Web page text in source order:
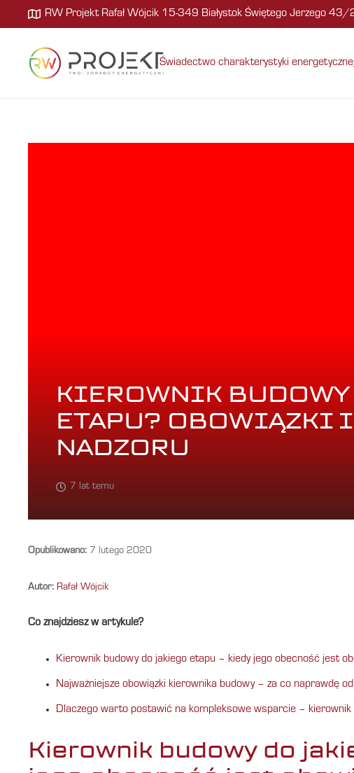
RW Projekt Rafał Wójcik 15-349 Białystok Świętego Jerzego 43/
Świadectwo charakterystyki energetycznej
KIEROWNIK
ETAPU? OBOWIĄZKI I
NADZORU
7 lat temu
Opublikowano: 7 lutego 2020
Autor: Rafał Wójcik
Co znajdziesz w artykule?
Kierownik budowy do jakiego etapu – kiedy jego obecność jest
Najważniejsze obowiązki kierownika budowy – za co naprawdę
Dlaczego warto postawić na kompleksowe wsparcie –
Kierownik budowy do